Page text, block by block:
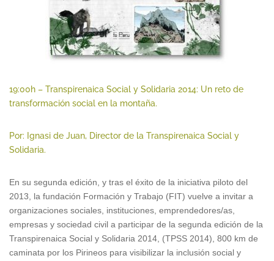
19:00h – Transpirenaica Social y Solidaria 2014: Un reto de
transformación social en la montaña.
Por: Ignasi de Juan, Director de la Transpirenaica Social y
Solidaria.
En su segunda edición, y tras el éxito de la iniciativa piloto del
2013, la fundación Formación y Trabajo (FIT) vuelve a invitar a
organizaciones sociales, instituciones, emprendedores/as,
empresas y sociedad civil a participar de la segunda edición de la
Transpirenaica Social y Solidaria 2014, (TPSS 2014), 800 km de
caminata por los Pirineos para visibilizar la inclusión social y